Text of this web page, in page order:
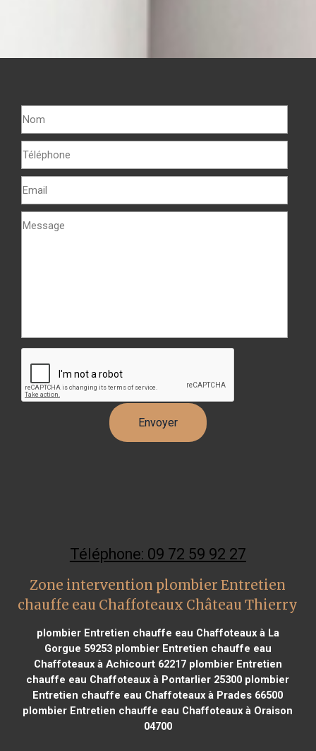
Téléphone: 09 72 59 92 27
Zone intervention plombier Entretien
chauffe eau Chaffoteaux Château Thierry
plombier Entretien chauffe eau Chaffoteaux à La
Gorgue 59253plombier Entretien chauffe eau
Chaffoteaux à Achicourt 62217plombier Entretien
chauffe eau Chaffoteaux à Pontarlier 25300 plombier
Entretien chauffe eau Chaffoteaux à Prades 66500
plombier Entretien chauffe eau Chaffoteaux à Oraison
04700